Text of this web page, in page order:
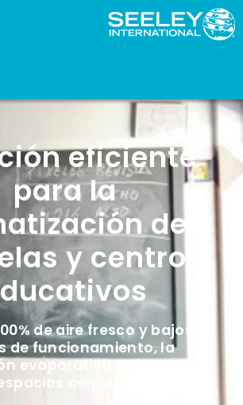
eficiente
para la
de
y centros
de aire fresco y bajos
de funcionamiento, la
evaporativa es ideal para
con alta ocupación.